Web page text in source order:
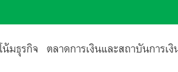
น้มธุรกิจ ตลาดการเงินและสถาบันการเ